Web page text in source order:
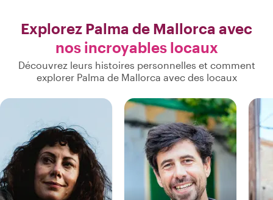
Explorez Palma de Mallorca avec
nos incroyables locaux
Découvrez leurs histoires personnelles et comment
explorer Palma de Mallorca avec des locaux